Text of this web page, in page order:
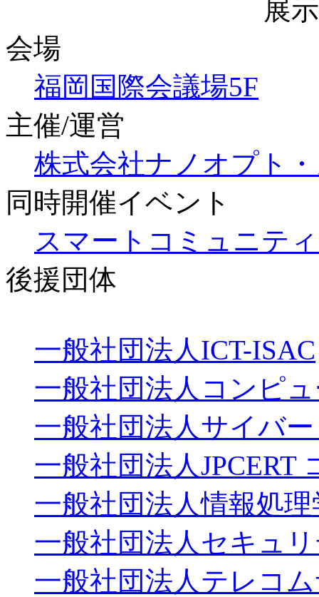
展示 ：
会場
福岡国際会議場5F
主催/運営
株式会社ナノオプト
同時開催イベント
スマートコミュニテ
後援団体
一般社団法人ICT-ISAC
一般社団法人コンピ
一般社団法人サイバ
一般社団法人JPCERT
一般社団法人情報処理
一般社団法人セキュ
一般社団法人テレコ